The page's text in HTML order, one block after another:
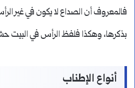
فالمعروف أن الصداع لا يكون في غير
بذكرها، وهكذا فلفظ الرأس في البيت
أنواع الإطناب